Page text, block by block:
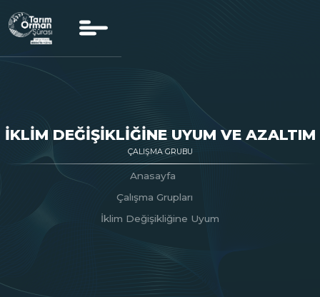
İKLIM DEĞIŞIKLIĞINE UYUM VE AZALTIM
ÇALIŞMA GRUBU
Anasayfa
Çalışma Grupları
İklim Değişikliğine Uyum